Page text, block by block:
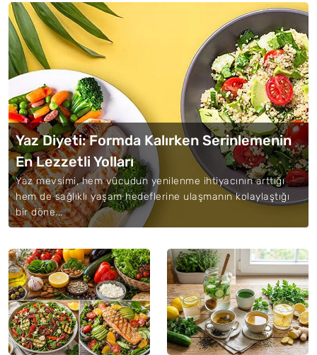
Yaz Diyeti: Formda Kalırken Serinlemenin
En Lezzetli Yolları
Yaz mevsimi, hem vücudun yenilenme ihtiyacının arttığı
hem de sağlıklı yaşam hedeflerine ulaşmanın kolaylaştığı
bir döne...